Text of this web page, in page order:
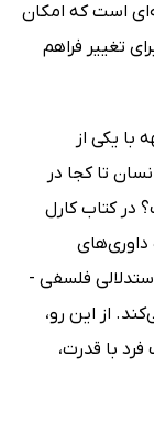
است که امکان
تغییر فراهم
با یکی از
تا کجا در
در کتاب کارل
فلسفی -
از این رو،
با قدرت،